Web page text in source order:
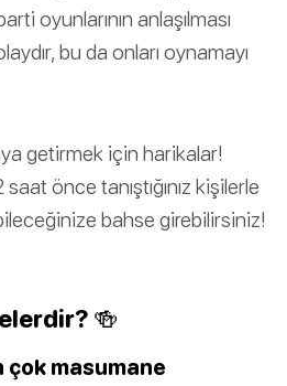
oyunlarının anlaşılması
bu da onları oynamayı
getirmek için harikalar!
önce tanıştığınız kişilerle
bahse girebilirsiniz!
🍻
çok masumane